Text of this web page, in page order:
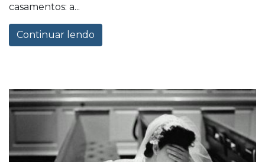
casamentos: a...
Continuar lendo